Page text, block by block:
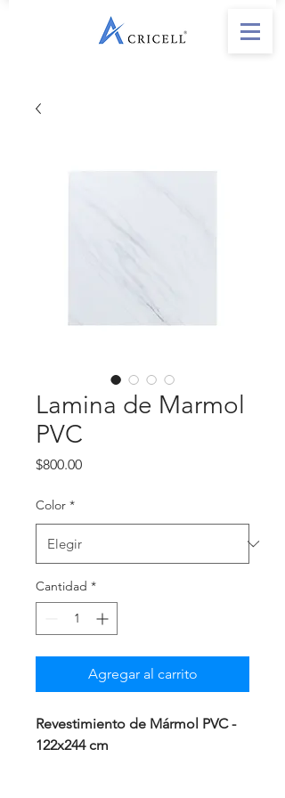
Lamina de Marmol
PVC
$800.00Precio
Color *
Cantidad *
Agregar al carrito
Revestimiento de Mármol PVC -
122x244 cm